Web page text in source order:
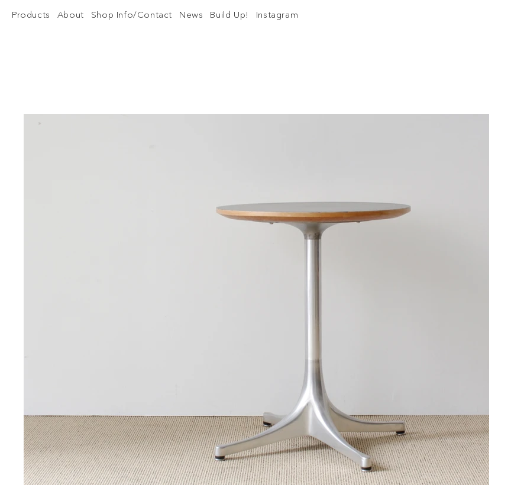
Products About Shop Info/Contact News Build Up! Instagram